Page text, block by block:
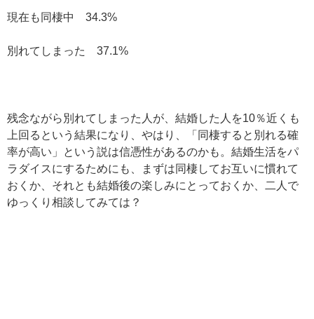
現在も同棲中 34.3%
別れてしまった 37.1%
残念ながら別れてしまった人が、結婚した人を10％近くも
上回るという結果になり、やはり、「同棲すると別れる確
率が高い」という説は信憑性があるのかも。結婚生活をパ
ラダイスにするためにも、まずは同棲してお互いに慣れて
おくか、それとも結婚後の楽しみにとっておくか、二人で
ゆっくり相談してみては？